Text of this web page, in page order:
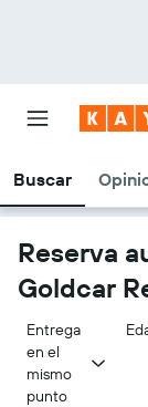
Buscar
Reserva
Goldcar
Entrega
en el
mismo
punto